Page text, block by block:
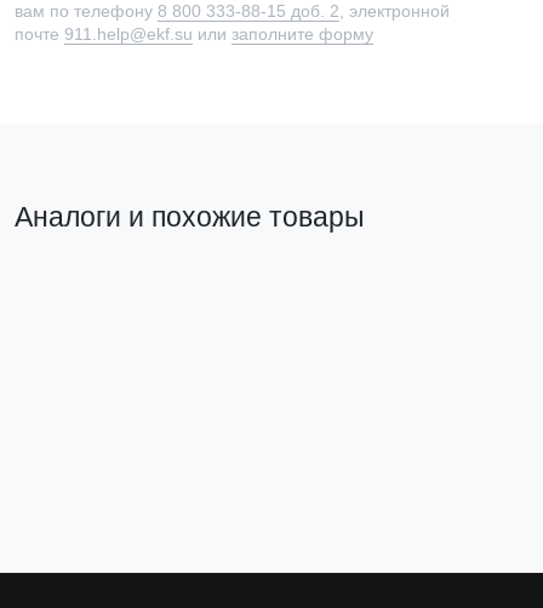
вам по телефону 8 800 333-88-15 доб. 2 , электронной
почте 911.help@ekf.su или заполните форму
Аналоги и похожие товары